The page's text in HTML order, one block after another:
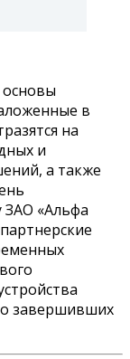
в
на
и
а также
ЗАО «Альфа
завершивших